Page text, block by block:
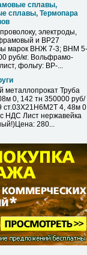
сплавы,
сплавы, Термопара
электроды,
и ВР27
марок ВНЖ 7-3; ВНМ 5-
руб/кг. Вольфрамо-
фольгу: ВР-...
Труба
0, 142 тн 350000 руб/
ст.03Х21Н6М2Т 4, 48м
НДС Лист нержавейка
280...